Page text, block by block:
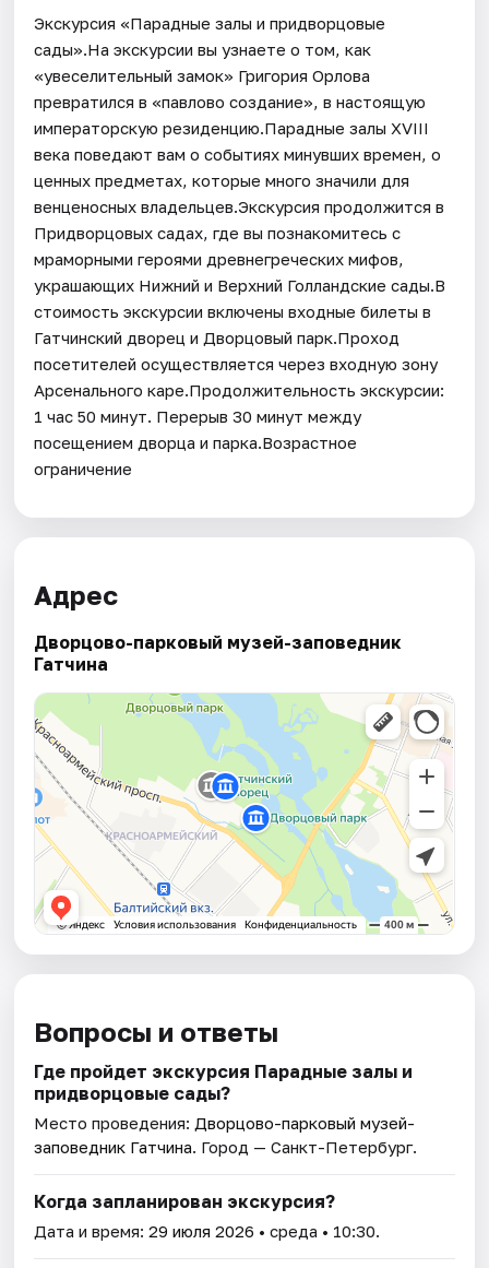
Экскурсия «Парадные залы и придворцовые
сады».На экскурсии вы узнаете о том, как
«увеселительный замок» Григория Орлова
превратился в «павлово создание», в настоящую
императорскую резиденцию.Парадные залы XVIII
века поведают вам о событиях минувших времен, о
ценных предметах, которые много значили для
венценосных владельцев.Экскурсия продолжится в
Придворцовых садах, где вы познакомитесь с
мраморными героями древнегреческих мифов,
украшающих Нижний и Верхний Голландские сады.В
стоимость экскурсии включены входные билеты в
Гатчинский дворец и Дворцовый парк.Проход
посетителей осуществляется через входную зону
Арсенального каре.Продолжительность экскурсии:
1 час 50 минут. Перерыв 30 минут между
посещением дворца и парка.Возрастное
ограничение
Адрес
Дворцово-парковый музей-заповедник
Гатчина
Вопросы и ответы
Где пройдет экскурсия Парадные залы и
придворцовые сады?
Место проведения: Дворцово-парковый музей-
заповедник Гатчина. Город — Санкт-Петербург.
Когда запланирован экскурсия?
Дата и время:29 июля 2026 • среда • 10:30.